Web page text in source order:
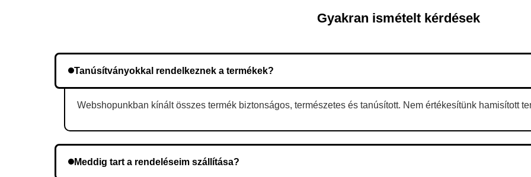
Gyakran ismételt kérdések
Tanúsítványokkal rendelkeznek a termékek?
Webshopunkban kínált összes termék biztonságos, természetes és tanúsított. Nem értékesítünk hamisított
Meddig tart a rendeléseim szállítása?